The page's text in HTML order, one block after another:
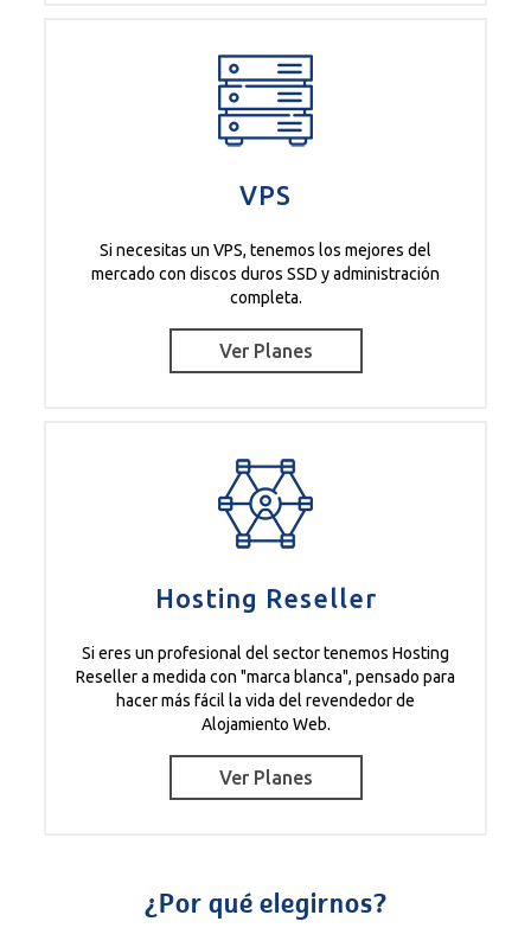
VPS
Si necesitas un VPS, tenemos los mejores del
mercado con discos duros SSD y administración
completa.
Ver Planes
Hosting Reseller
Si eres un profesional del sector tenemos Hosting
Reseller a medida con "marca blanca", pensado para
hacer más fácil la vida del revendedor de
Alojamiento Web.
Ver Planes
¿Por qué elegirnos?